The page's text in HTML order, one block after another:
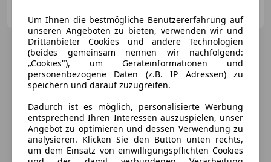
Um Ihnen die bestmögliche Benutzererfahrung auf
unseren Angeboten zu bieten, verwenden wir und
Drittanbieter Cookies und andere Technologien
(beides gemeinsam nennen wir nachfolgend:
„Cookies"), um Geräteinformationen und
personenbezogene Daten (z.B. IP Adressen) zu
speichern und darauf zuzugreifen.
Dadurch ist es möglich, personalisierte Werbung
entsprechend Ihren Interessen auszuspielen, unser
Angebot zu optimieren und dessen Verwendung zu
analysieren. Klicken Sie den Button unten rechts,
um dem Einsatz von einwilligungspflichten Cookies